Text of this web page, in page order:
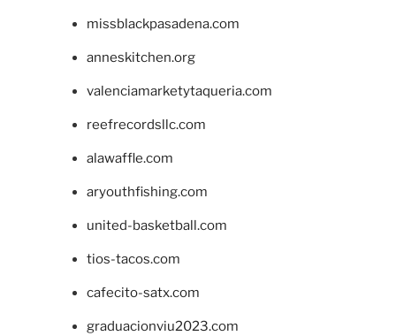
missblackpasadena.com
anneskitchen.org
valenciamarketytaqueria.com
reefrecordsllc.com
alawaffle.com
aryouthfishing.com
united-basketball.com
tios-tacos.com
cafecito-satx.com
graduacionviu2023.com